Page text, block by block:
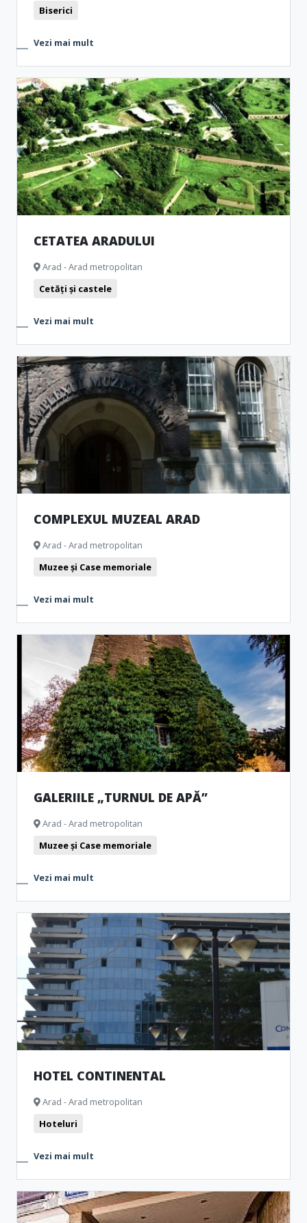
Biserici
Vezi mai mult
CETATEA ARADULUI
Arad - Arad metropolitan
Cetăți și castele
Vezi mai mult
COMPLEXUL MUZEAL ARAD
Arad - Arad metropolitan
Muzee și Case memoriale
Vezi mai mult
GALERIILE „TURNUL DE APĂ”
Arad - Arad metropolitan
Muzee și Case memoriale
Vezi mai mult
HOTEL CONTINENTAL
Arad - Arad metropolitan
Hoteluri
Vezi mai mult